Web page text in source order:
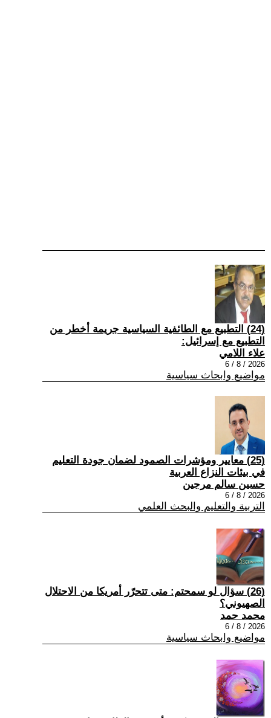
(24) التطبيع مع الطائفية السياسية جريمة أخطر من
التطبيع مع إسرائيل:
علاء اللامي
2026 / 8 / 6
مواضيع وابحاث سياسية
(25) معايير ومؤشرات الصمود لضمان جودة التعليم
في بيئات النزاع العربية
حسين سالم مرجين
2026 / 8 / 6
التربية والتعليم والبحث العلمي
(26) سؤال لو سمحتم: متى تتحرّر أمريكا من الاحتلال
الصهيوني؟
محمد حمد
2026 / 8 / 6
مواضيع وابحاث سياسية